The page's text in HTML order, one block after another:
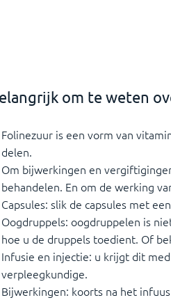
om te weten
Folinezuur is een vorm van
delen.
Om bijwerkingen en
behandelen. En om de werking
Capsules: slik de capsules met
Oogdruppels: oogdruppelen is
hoe u de druppels toedient. Of
Infusie en injectie: u krijgt dit
verpleegkundige.
Bijwerkingen: koorts na het